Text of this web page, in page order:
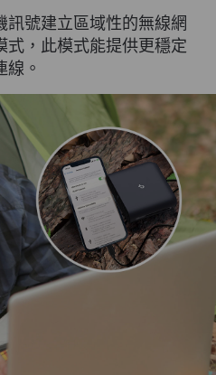
訊號建立區域性的無線網
式，此模式能提供更穩定
線。